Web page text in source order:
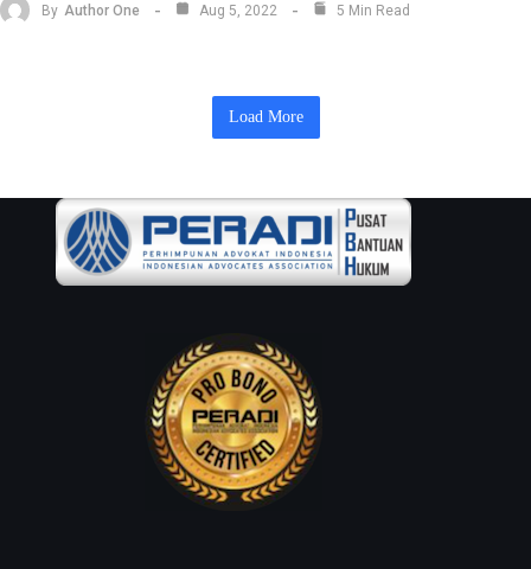
By Author One Aug 5, 2022 5 Min Read
Load More